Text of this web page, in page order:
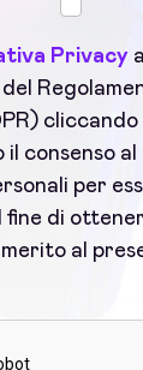
Privacy
cliccando
il consenso
per
di
al